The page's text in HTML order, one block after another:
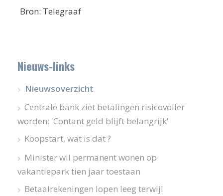
Nieuws-links
Nieuwsoverzicht
Centrale bank ziet betalingen risicovoller
worden: 'Contant geld blijft belangrijk'
Koopstart, wat is dat ?
Minister wil permanent wonen op
vakantiepark tien jaar toestaan
Betaalrekeningen lopen leeg terwijl
Bron: Telegraaf